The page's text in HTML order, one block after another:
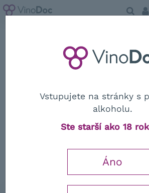
Castello di Monsanto
Vstupujete na stránky s
alkoholu.
Ste starší ako 18
Áno